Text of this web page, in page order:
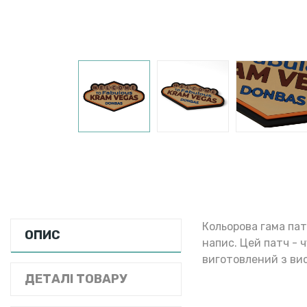
ОПИС
ДЕТАЛІ ТОВАРУ
Кольорова гама
напис. Цей патч -
виготовлений з